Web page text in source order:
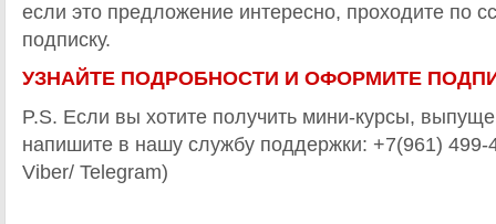
если это предложение интересно, проходите по
подписку.
УЗНАЙТЕ ПОДРОБНОСТИ И ОФОРМИТЕ
P.S. Если вы хотите получить мини-курсы,
напишите в нашу службу поддержки: +7(961) 499-
Viber/ Telegram)